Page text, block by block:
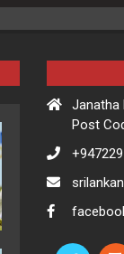
Janatha
Post